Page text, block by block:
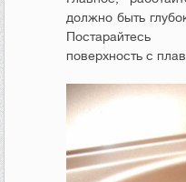
должно быть
Постарайтесь
поверхность с